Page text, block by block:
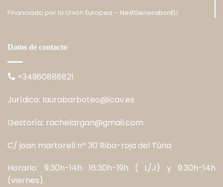
Financiado por la Unión Europea – NextGenerationEU
Datos de contacto
+34960886821
Jurídico: laurabarboteo@icav.es
Gestoría: rachelargan@gmail.com
C/ joan martorell nº 30 Riba-roja del Túria
Horario: 9:30h-14h 16:30h-19h ( L/J) y 9:30h-14h
(viernes).